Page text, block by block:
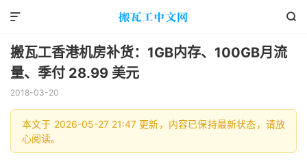


搬瓦工香港机房补货：1GB内存、100GB月流
量、季付 28.99 美元
2018-03-20
本文于 2026-05-27 21:47 更新，内容已保持最新状态，请放
心阅读。